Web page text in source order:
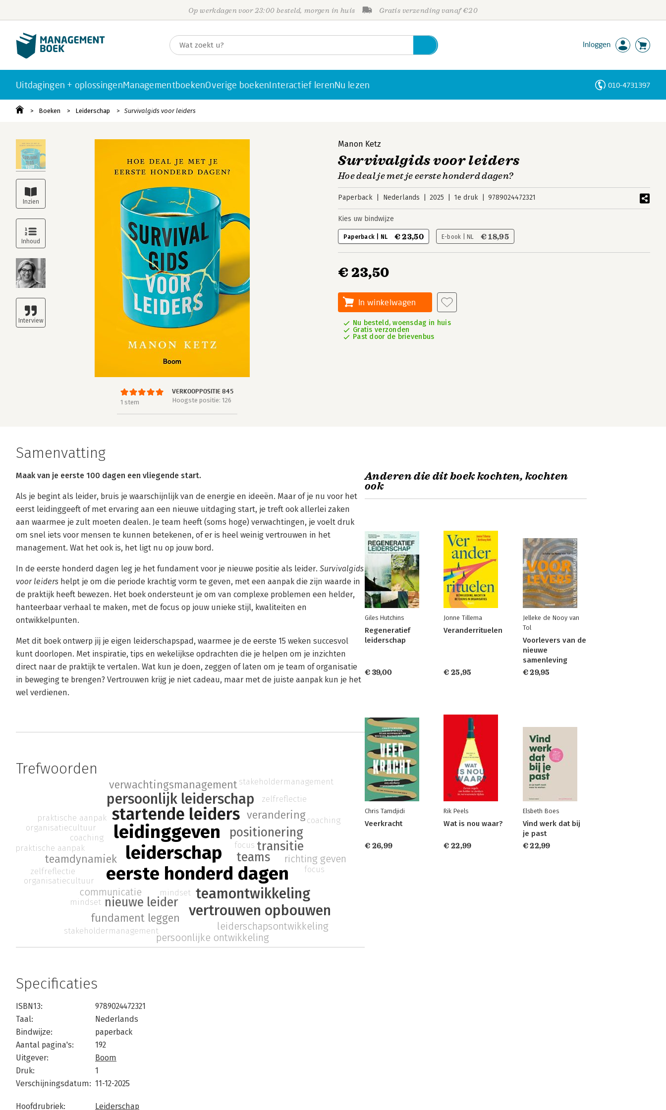
Op werkdagen voor 23:00 besteld, morgen in huis Gratis verzending vanaf €20
Inloggen
Uitdagingen + oplossingenManagementboekenOverige boekenInteractief lerenNu lezen 010-4731397
Boeken Leiderschap Survivalgids voor leiders
1 stem
VERKOOPPOSITIE 845
Hoogste positie: 126
Manon Ketz
Survivalgids voor leiders
Hoe deal je met je eerste honderd dagen?
Paperback Nederlands 2025 1e druk 9789024472321
Kies uw bindwijze
Paperback | NL € 23,50 E-book | NL € 18,95
€ 23,50
In winkelwagen
Nu besteld, woensdag in huis
Gratis verzonden
Past door de brievenbus
Samenvatting
Maak van je eerste 100 dagen een vliegende start.
Als je begint als leider, bruis je waarschijnlijk van de energie en ideeën. Maar of je nu voor het
eerst leidinggeeft of met ervaring aan een nieuwe uitdaging start, je treft ook allerlei zaken
aan waarmee je zult moeten dealen. Je team heeft (soms hoge) verwachtingen, je voelt druk
om snel iets voor mensen te kunnen betekenen, of er is heel weinig vertrouwen in het
management. Wat het ook is, het ligt nu op jouw bord.
In de eerste honderd dagen leg je het fundament voor je nieuwe positie als leider. Survivalgids
voor leiders helpt je om die periode krachtig vorm te geven, met een aanpak die zijn waarde in
de praktijk heeft bewezen. Het boek ondersteunt je om van complexe problemen een helder,
hanteerbaar verhaal te maken, met de focus op jouw unieke stijl, kwaliteiten en
ontwikkelpunten.
Met dit boek ontwerp jij je eigen leiderschapspad, waarmee je de eerste 15 weken succesvol
kunt doorlopen. Met inspiratie, tips en wekelijkse opdrachten die je helpen om je inzichten
direct naar de praktijk te vertalen. Wat kun je doen, zeggen of laten om je team of organisatie
in beweging te brengen? Vertrouwen krijg je niet cadeau, maar met de juiste aanpak kun je het
wel verdienen.
Trefwoorden
leiderschap
eerste honderd dagen
leidinggeven
startende leiders
teamontwikkeling
persoonlijk leiderschap
vertrouwen opbouwen
positionering
transitie
teams
nieuwe leider
verwachtingsmanagement
teamdynamiek
verandering
fundament leggen
leiderschapsontwikkeling
persoonlijke ontwikkeling
communicatie
richting geven
organisatiecultuur
focus
mindset
stakeholdermanagement
praktische aanpak
zelfreflectie
coaching
organisatiecultuur
focus
mindset
stakeholdermanagement
praktische aanpak
zelfreflectie
coaching
Specificaties
ISBN13:
9789024472321
Taal:
Nederlands
Bindwijze:
paperback
Aantal pagina's:
192
Uitgever:
Boom
Druk:
1
Verschijningsdatum: 11-12-2025
Hoofdrubriek: Leiderschap
Anderen die dit boek kochten, kochten
ook
Giles Hutchins
Regeneratief
leiderschap
€ 39,00
Jonne Tillema
Veranderrituelen
€ 25,95
Jelleke de Nooy van
Tol
Voorlevers van de
nieuwe
samenleving
€ 29,95
Chris Tamdjidi
Veerkracht
€ 26,99
Rik Peels
Wat is nou waar?
€ 22,99
Elsbeth Boes
Vind werk dat bij
je past
€ 22,99
Personen